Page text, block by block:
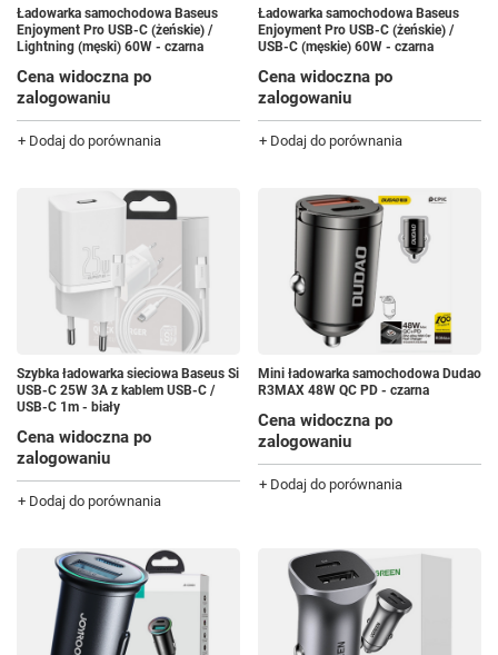
Ładowarka samochodowa Baseus
Enjoyment Pro USB-C (żeńskie) /
Lightning (męski) 60W - czarna
Cena widoczna po
zalogowaniu
+ Dodaj do porównania
Ładowarka samochodowa Baseus
Enjoyment Pro USB-C (żeńskie) /
USB-C (męskie) 60W - czarna
Cena widoczna po
zalogowaniu
+ Dodaj do porównania
Szybka ładowarka sieciowa Baseus Si
USB-C 25W 3A z kablem USB-C /
USB-C 1m - biały
Cena widoczna po
zalogowaniu
+ Dodaj do porównania
Mini ładowarka samochodowa Dudao
R3MAX 48W QC PD - czarna
Cena widoczna po
zalogowaniu
+ Dodaj do porównania